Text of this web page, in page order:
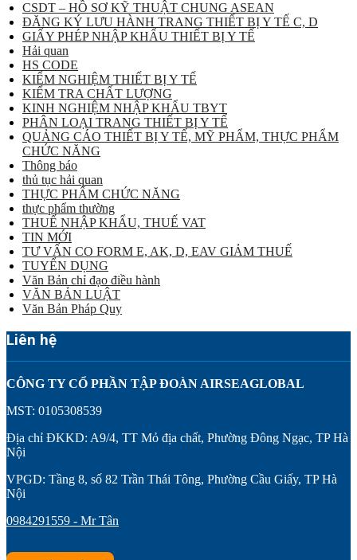
CSDT – HỒ SƠ KỸ THUẬT CHUNG ASEAN
ĐĂNG KÝ LƯU HÀNH TRANG THIẾT BỊ Y TẾ C, D
GIẤY PHÉP NHẬP KHẨU THIẾT BỊ Y TẾ
Hải quan
HS CODE
KIỂM NGHIỆM THIẾT BỊ Y TẾ
KIỂM TRA CHẤT LƯỢNG
KINH NGHIỆM NHẬP KHẨU TBYT
PHÂN LOẠI TRANG THIẾT BỊ Y TẾ
QUẢNG CÁO THIẾT BỊ Y TẾ, MỸ PHẨM, THỰC PHẨM
CHỨC NĂNG
Thông báo
thủ tục hải quan
THỰC PHẨM CHỨC NĂNG
thực phẩm thường
THUẾ NHẬP KHẨU, THUẾ VAT
TIN MỚI
TƯ VẤN CO FORM E, AK, D, EAV GIẢM THUẾ
TUYỂN DỤNG
Văn Bản chỉ đạo điều hành
VĂN BẢN LUẬT
Văn Bản Pháp Quy
Liên hệ
CÔNG TY CỔ PHẦN TẬP ĐOÀN AIRSEAGLOBAL
MST: 0105308539
Địa chỉ ĐKKD: A9/4, TT Mỏ địa chất, Phường Đông Ngạc, TP Hà
Nội
VPGD: Tầng 8, số 82 Trần Thái Tông, Phường Cầu Giấy, TP Hà
Nội
0984291559 - Mr Tân